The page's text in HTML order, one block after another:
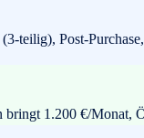
teilig), Post-
1.200 €/Monat,